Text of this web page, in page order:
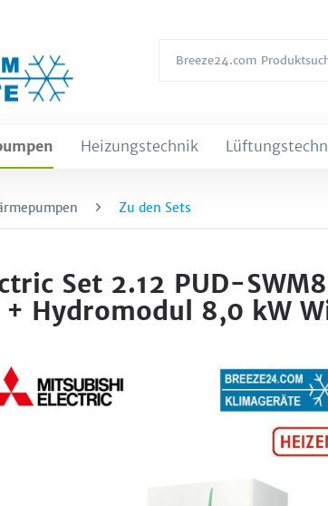
Heizungstechnik
Zu den Sets
Set 2.12 PUD-
Hydromodul 8,0 kW